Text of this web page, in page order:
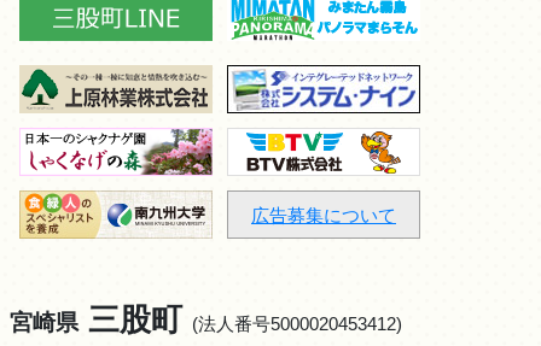
広告募集について
宮崎県 三股町 (法人番号5000020453412)